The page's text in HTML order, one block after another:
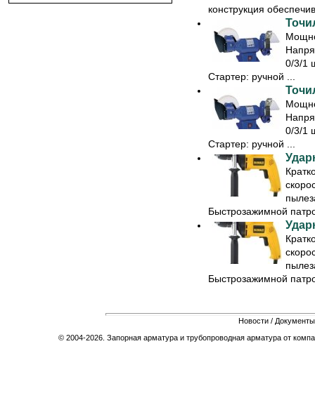
конструкция
0/3/1
Стартер: ручной ...
0/3/1
Стартер: ручной ...
Быстрозажимной
Быстрозажимной
Новости / Документы
© 2004-2026. Запорная арматура и трубопроводная арматура от